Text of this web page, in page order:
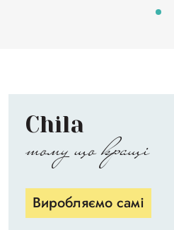
Chila
тому що кращі
Виробляємо самі